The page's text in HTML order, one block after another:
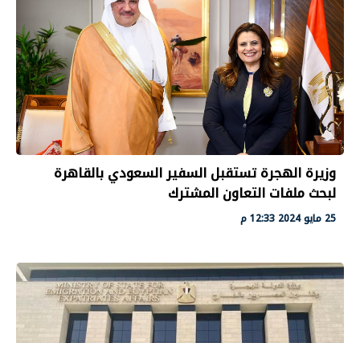
وزيرة الهجرة تستقبل السفير السعودي بالقاهرة
لبحث ملفات التعاون المشترك
25 مايو 2024 12:33 م